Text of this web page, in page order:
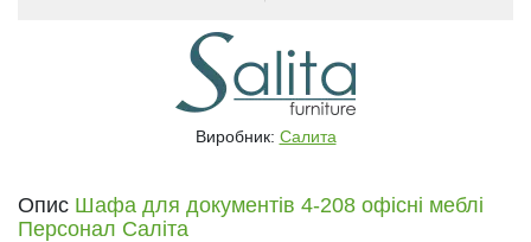
Виробник: Салита
Опис Шафа для документів 4-208 офісні меблі
Персонал Саліта